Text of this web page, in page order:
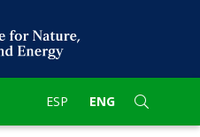
ESP ENG